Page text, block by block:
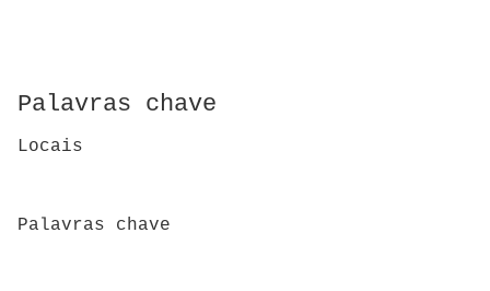
Palavras chave
Locais
Palavras chave